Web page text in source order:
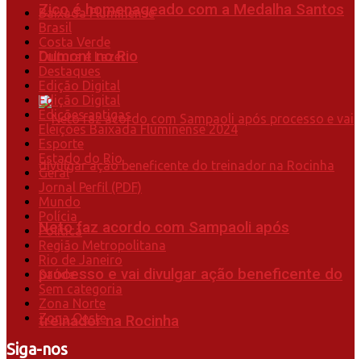
Zico é homenageado com a Medalha Santos
Dumont no Rio
Neto faz acordo com Sampaoli após
processo e vai divulgar ação beneficente do
treinador na Rocinha
Baixada Fluminense
Brasil
Costa Verde
Cultura e Lazer
Destaques
Edição Digital
Edição Digital
Edições antigas
Eleições Baixada Fluminense 2024
Esporte
Estado do Rio
Geral
Jornal Perfil (PDF)
Mundo
Polícia
Política
Região Metropolitana
Rio de Janeiro
Saúde
Sem categoria
Zona Norte
Zona Oeste
Siga-nos